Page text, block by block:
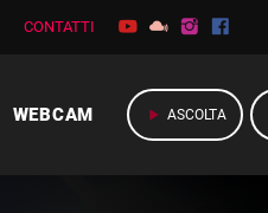
CONTATTI
WEBCAM play_arrow ASCOLTA